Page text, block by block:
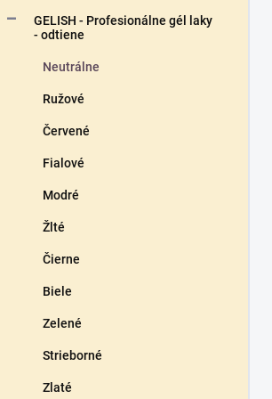
GELISH - Profesionálne gél laky
- odtiene
Neutrálne
Ružové
Červené
Fialové
Modré
Žlté
Čierne
Biele
Zelené
Strieborné
Zlaté